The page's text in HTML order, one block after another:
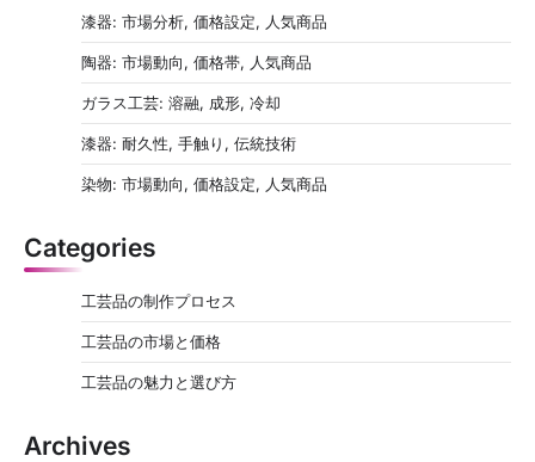
漆器: 市場分析, 価格設定, 人気商品
陶器: 市場動向, 価格帯, 人気商品
ガラス工芸: 溶融, 成形, 冷却
漆器: 耐久性, 手触り, 伝統技術
染物: 市場動向, 価格設定, 人気商品
Categories
工芸品の制作プロセス
工芸品の市場と価格
工芸品の魅力と選び方
Archives